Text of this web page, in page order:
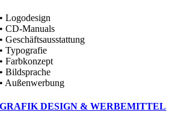
• Logodesign
• CD-Manuals
• Geschäftsausstattung
• Typografie
• Farbkonzept
• Bildsprache
• Außenwerbung
GRAFIK DESIGN & WERBEMITTEL